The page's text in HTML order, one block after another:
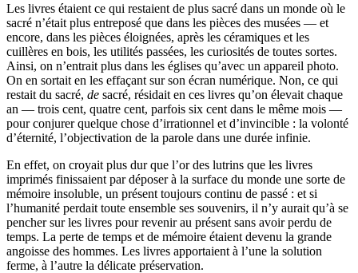
Les livres étaient ce qui restaient de plus sacré dans un monde où le
sacré n’était plus entreposé que dans les pièces des musées — et
encore, dans les pièces éloignées, après les céramiques et les
cuillères en bois, les utilités passées, les curiosités de toutes sortes.
Ainsi, on n’entrait plus dans les églises qu’avec un appareil photo.
On en sortait en les effaçant sur son écran numérique. Non, ce qui
restait du sacré, de sacré, résidait en ces livres qu’on élevait chaque
an — trois cent, quatre cent, parfois six cent dans le même mois —
pour conjurer quelque chose d’irrationnel et d’invincible : la volonté
d’éternité, l’objectivation de la parole dans une durée infinie.
En effet, on croyait plus dur que l’or des lutrins que les livres
imprimés finissaient par déposer à la surface du monde une sorte de
mémoire insoluble, un présent toujours continu de passé : et si
l’humanité perdait toute ensemble ses souvenirs, il n’y aurait qu’à se
pencher sur les livres pour revenir au présent sans avoir perdu de
temps. La perte de temps et de mémoire étaient devenu la grande
angoisse des hommes. Les livres apportaient à l’une la solution
ferme, à l’autre la délicate préservation.